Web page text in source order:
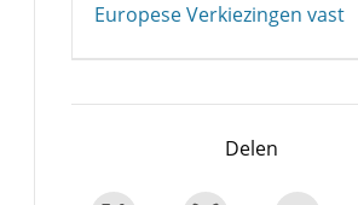
Europese Verkiezingen vast
Delen